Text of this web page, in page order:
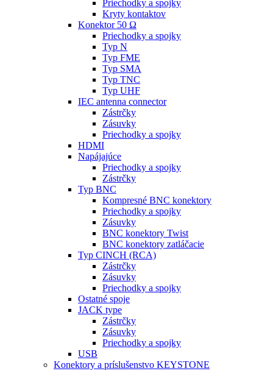
Priechodky a spojky
Kryty kontaktov
Konektor 50 Ω
Priechodky a spojky
Typ N
Typ FME
Typ SMA
Typ TNC
Typ UHF
IEC antenna connector
Zástrčky
Zásuvky
Priechodky a spojky
HDMI
Napájajúce
Priechodky a spojky
Zástrčky
Typ BNC
Kompresné BNC konektory
Priechodky a spojky
Zásuvky
BNC konektory Twist
BNC konektory zatláčacie
Typ CINCH (RCA)
Zástrčky
Zásuvky
Priechodky a spojky
Ostatné spoje
JACK type
Zástrčky
Zásuvky
Priechodky a spojky
USB
Konektory a príslušenstvo KEYSTONE